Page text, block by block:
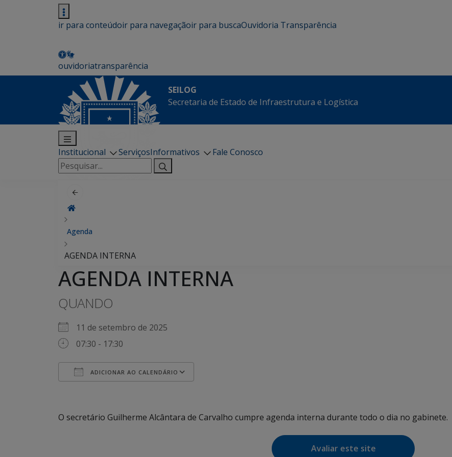
ir para conteúdoir para navegaçãoir para buscaOuvidoria Transparência
ouvidoriatransparência
SEILOG
Secretaria de Estado de Infraestrutura e Logística
Institucional ServiçosInformativos
Fale Conosco
Pesquisar
por:
Agenda
AGENDA INTERNA
AGENDA INTERNA
QUANDO
11 de setembro de 2025
07:30 - 17:30
ADICIONAR AO CALENDÁRIO
O secretário Guilherme Alcântara de Carvalho cumpre agenda interna durante todo o dia no gabinete.
Avaliar este site